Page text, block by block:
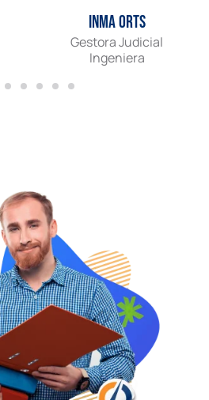
Inma Orts
Gestora Judicial
Ingeniera